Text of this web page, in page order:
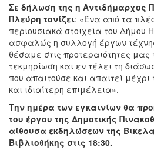
Σε δήλωση της η Αντιδήμαρχος
Πλεύρη τονίζει: «Ένα από τα
περιουσιακά στοιχεία του Δήμου
ασφαλώς η συλλογή έργων
θέσαμε στις προτεραιότητες
τεκμηρίωση και εν τέλει τη
που απαιτούσε και απαιτεί μέχρι
και ιδιαίτερη επιμέλεια».
Την ημέρα των εγκαινίων θα
του έργου της Δημοτικής
αίθουσα εκδηλώσεων της
Βιβλιοθήκης στις 18:30.